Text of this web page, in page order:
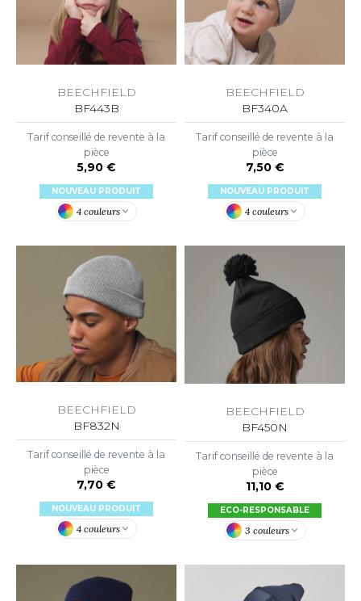
LEWIS
ATHLETIC®
ATHLETIC® COLLECTION
ETIQUETTE
CLOTHING
DENIM
BEECHFIELD
BF443B
Tarif conseillé de revente à la
pièce
5,90 €
NOUVEAU PRODUIT
4 couleurs
BEECHFIELD
BF340A
Tarif conseillé de revente à la
pièce
7,50 €
NOUVEAU PRODUIT
4 couleurs
BEECHFIELD
BF832N
Tarif conseillé de revente à la
pièce
7,70 €
NOUVEAU PRODUIT
4 couleurs
BEECHFIELD
BF450N
Tarif conseillé de revente à la
pièce
11,10 €
ECO-RESPONSABLE
3 couleurs